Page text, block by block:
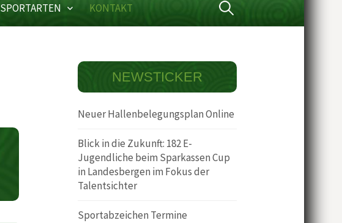
SPORTARTEN KONTAKT Suchen
NEWSTICKER
Neuer Hallenbelegungsplan Online
Blick in die Zukunft: 182 E-
Jugendliche beim Sparkassen Cup
in Landesbergen im Fokus der
Talentsichter
Sportabzeichen Termine